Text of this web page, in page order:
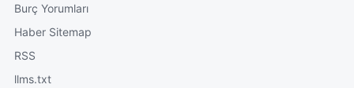
Burç Yorumları
Haber Sitemap
RSS
llms.txt